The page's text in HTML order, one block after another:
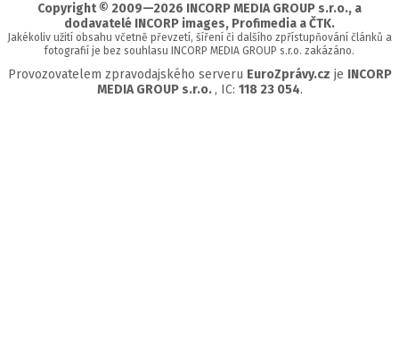
Copyright © 2009—2026 INCORP MEDIA GROUP s.r.o., a
dodavatelé INCORP images, Profimedia a ČTK.
Jakékoliv užití obsahu včetně převzetí, šíření či dalšího zpřístupňování článků a
fotografií je bez souhlasu INCORP MEDIA GROUP s.r.o. zakázáno.
Provozovatelem zpravodajského serveru EuroZprávy.cz je INCORP
MEDIA GROUP s.r.o. , IC: 118 23 054.